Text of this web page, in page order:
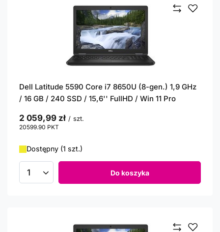
Dell Latitude 5590 Core i7 8650U (8-gen.) 1,9 GHz
/ 16 GB / 240 SSD / 15,6'' FullHD / Win 11 Pro
2 059,99 zł / szt.
20599.90 PKT
Dostępny (1 szt.)
Ilość produktów Do koszyka